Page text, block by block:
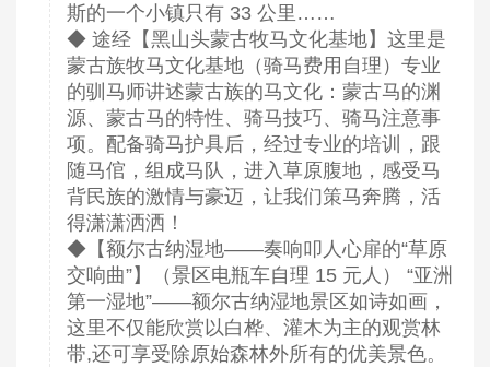
斯的一个小镇只有 33 公里……
◆ 途经【黑山头蒙古牧马文化基地】这里是
蒙古族牧马文化基地（骑马费用自理）专业
的驯马师讲述蒙古族的马文化：蒙古马的渊
源、蒙古马的特性、骑马技巧、骑马注意事
项。配备骑马护具后，经过专业的培训，跟
随马倌，组成马队，进入草原腹地，感受马
背民族的激情与豪迈，让我们策马奔腾，活
得潇潇洒洒！
◆【额尔古纳湿地——奏响叩人心扉的“草原
交响曲”】（景区电瓶车自理 15 元人） “亚洲
第一湿地”——额尔古纳湿地景区如诗如画，
这里不仅能欣赏以白桦、灌木为主的观赏林
带,还可享受除原始森林外所有的优美景色。